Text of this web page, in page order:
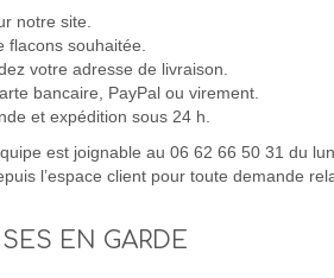
notre site.
flacons souhaitée.
votre adresse de livraison.
bancaire, PayPal ou virement.
et expédition sous 24 h.
est joignable au 06 62 66 50 31 du
l’espace client pour toute demande
EN GARDE